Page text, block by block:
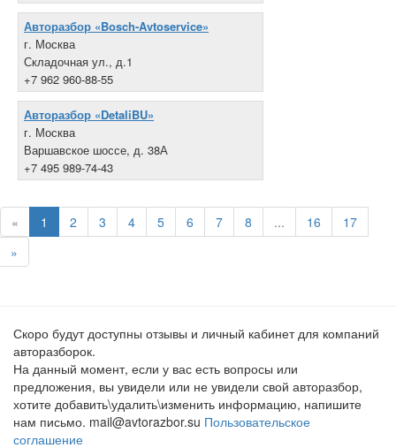
Авторазбор «Bosch-Avtoservice»
г. Москва
Складочная ул., д.1
+7 962 960-88-55
Авторазбор «DetaliBU»
г. Москва
Варшавское шоссе, д. 38А
+7 495 989-74-43
« 1 2 3 4 5 6 7 8 ... 16
17
»
Скоро будут доступны отзывы и личный кабинет для компаний
авторазборок.
На данный момент, если у вас есть вопросы или
предложения, вы увидели или не увидели свой авторазбор,
хотите добавить\удалить\изменить информацию, напишите
нам письмо. mail@avtorazbor.su Пользовательское
соглашение